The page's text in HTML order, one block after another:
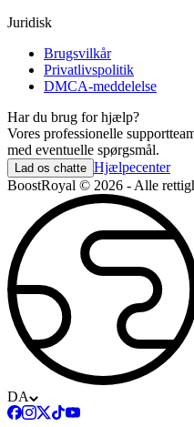
Juridisk
Brugsvilkår
Privatlivspolitik
DMCA-meddelelse
Har du brug for hjælp?
Vores professionelle
med eventuelle spørgsmål.
Lad os chatte Hjælpecenter
BoostRoyal © 2026 - Alle
DA